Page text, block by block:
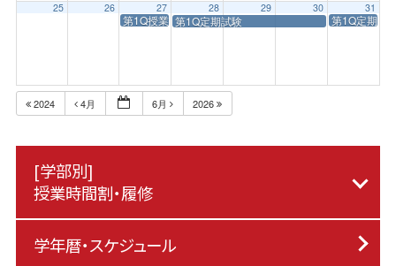
25 26 27
第1Q授業終了日
28
第1Q定期試験
29 30 31
第1Q定期試
2024 4月 6月 2026
[学部別]
授業時間割・履修
学年暦・スケジュール